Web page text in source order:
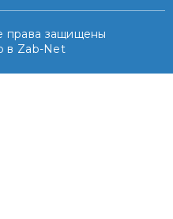
права защищены
в Zab-Net